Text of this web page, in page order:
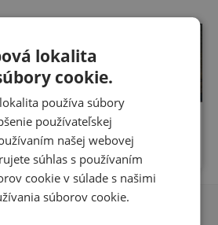
Čítať ďalej
na obchodnom
20.235 kWp
lokalita
cookie.
používa súbory
používateľskej
našej webovej
súhlas s používaním
cookie v súlade s našimi
súborov cookie.